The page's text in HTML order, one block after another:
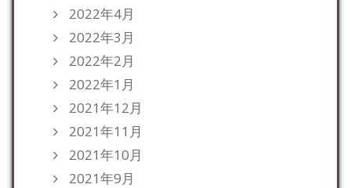
2022年4月
2022年3月
2022年2月
2022年1月
2021年12月
2021年11月
2021年10月
2021年9月